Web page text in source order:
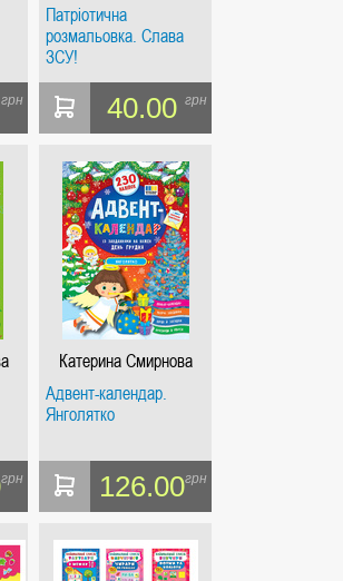
грн
Патріотична
розмальовка. Слава
ЗСУ!
40.00 грн
грн
Катерина Смирнова
Адвент-календар.
Янголятко
126.00грн